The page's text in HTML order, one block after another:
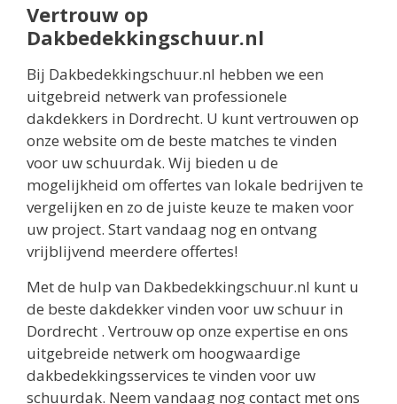
Vertrouw op
Dakbedekkingschuur.nl
Bij Dakbedekkingschuur.nl hebben we een
uitgebreid netwerk van professionele
dakdekkers in Dordrecht. U kunt vertrouwen op
onze website om de beste matches te vinden
voor uw schuurdak. Wij bieden u de
mogelijkheid om offertes van lokale bedrijven te
vergelijken en zo de juiste keuze te maken voor
uw project. Start vandaag nog en ontvang
vrijblijvend meerdere offertes!
Met de hulp van Dakbedekkingschuur.nl kunt u
de beste dakdekker vinden voor uw schuur in
Dordrecht . Vertrouw op onze expertise en ons
uitgebreide netwerk om hoogwaardige
dakbedekkingsservices te vinden voor uw
schuurdak. Neem vandaag nog contact met ons